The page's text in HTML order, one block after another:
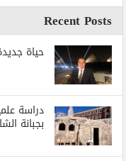
Recent Posts
حياة
دراسة
بجبانة